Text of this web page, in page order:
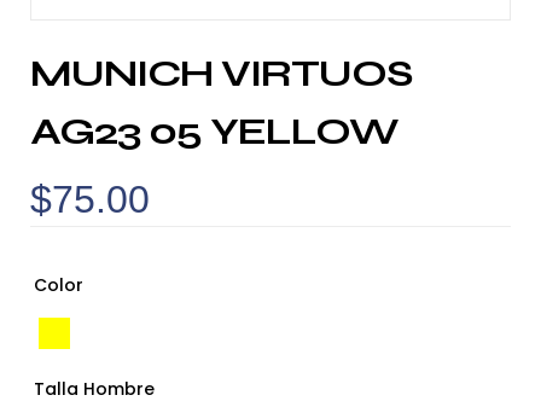
MUNICH VIRTUOS
AG23 05 YELLOW
$75.00
Color
Talla Hombre